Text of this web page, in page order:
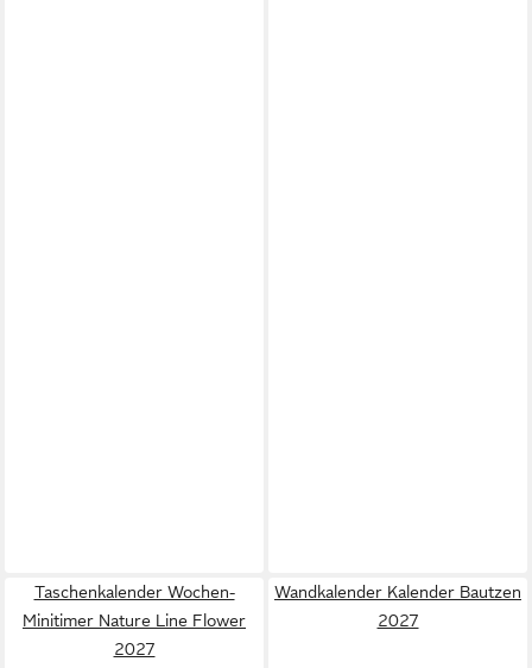
Taschenkalender Wochen-
Minitimer Nature Line Flower
2027
Wandkalender Kalender Bautzen
2027